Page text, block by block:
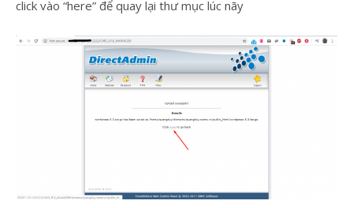
click vào “here” để quay lại thư mục lúc nãy